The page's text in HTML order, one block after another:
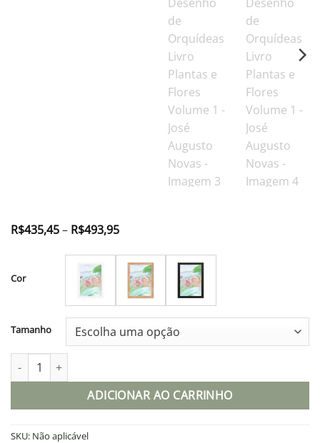
R$435,45– R$493,95Faixa
preço:
R$435,45
através
R$493,95
Cor
Tamanho
Pôster de papel fosco com moldura - Desenho de Orquídeas
ADICIONAR AO CARRINHO
SKU: Não aplicável